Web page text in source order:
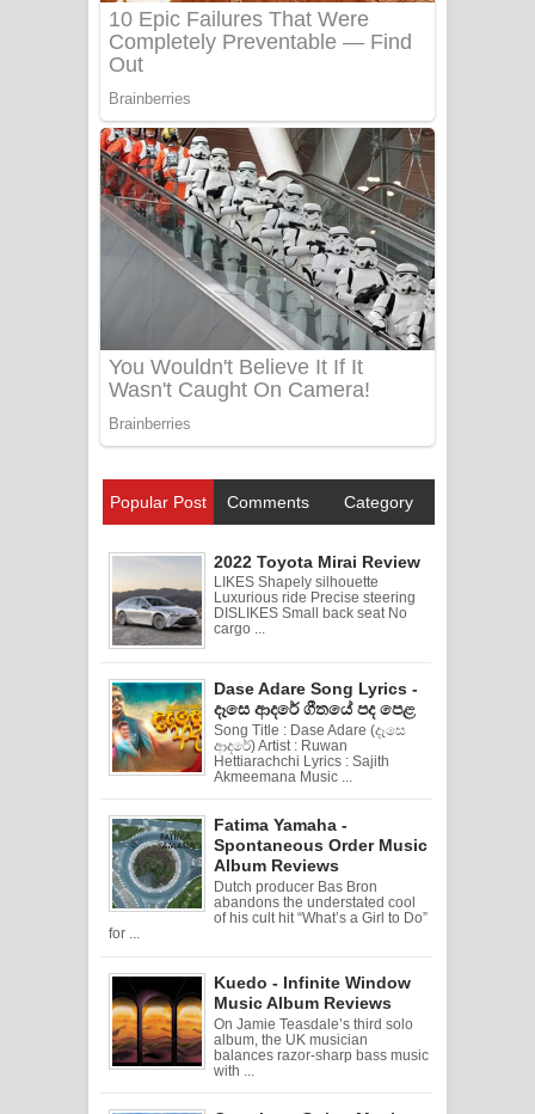
Popular Post Comments Category
2022 Toyota Mirai Review
LIKES Shapely silhouette
Luxurious ride Precise steering
DISLIKES Small back seat No
cargo ...
Dase Adare Song Lyrics -
දෑසෙ ආදරේ ගීතයේ පද පෙළ
Song Title : Dase Adare (දෑසෙ
ආදරේ) Artist : Ruwan
Hettiarachchi Lyrics : Sajith
Akmeemana Music ...
Fatima Yamaha -
Spontaneous Order Music
Album Reviews
Dutch producer Bas Bron
abandons the understated cool
of his cult hit “What’s a Girl to Do”
for ...
Kuedo - Infinite Window
Music Album Reviews
On Jamie Teasdale’s third solo
album, the UK musician
balances razor-sharp bass music
with ...